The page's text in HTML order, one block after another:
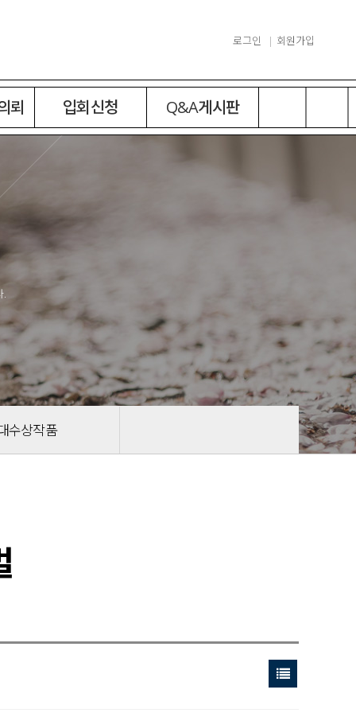
로그인 회원가입
뢰 입회신청 Q&A게시판
.
수상작품
목록